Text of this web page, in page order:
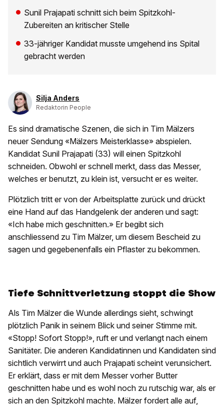
Sunil Prajapati schnitt sich beim Spitzkohl-
Zubereiten an kritischer Stelle
33-jähriger Kandidat musste umgehend ins Spital
gebracht werden
Silja Anders
Redaktorin People
Es sind dramatische Szenen, die sich in Tim Mälzers
neuer Sendung «Mälzers Meisterklasse» abspielen.
Kandidat Sunil Prajapati (33) will einen Spitzkohl
schneiden. Obwohl er schnell merkt, dass das Messer,
welches er benutzt, zu klein ist, versucht er es weiter.
Plötzlich tritt er von der Arbeitsplatte zurück und drückt
eine Hand auf das Handgelenk der anderen und sagt:
«Ich habe mich geschnitten.» Er begibt sich
anschliessend zu Tim Mälzer, um diesem Bescheid zu
sagen und gegebenenfalls ein Pflaster zu bekommen.
Tiefe Schnittverletzung stoppt die Show
Als Tim Mälzer die Wunde allerdings sieht, schwingt
plötzlich Panik in seinem Blick und seiner Stimme mit.
«Stopp! Sofort Stopp!», ruft er und verlangt nach einem
Sanitäter. Die anderen Kandidatinnen und Kandidaten sind
sichtlich verwirrt und auch Prajapati scheint verunsichert.
Er erklärt, dass er mit dem Messer vorher Butter
geschnitten habe und es wohl noch zu rutschig war, als er
sich an den Spitzkohl machte. Mälzer fordert alle auf,